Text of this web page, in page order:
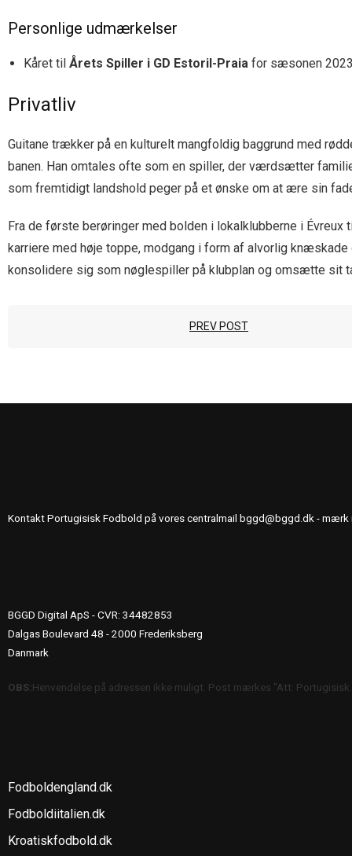
Personlige udmærkelser
Kåret til Årets Spiller i GD Estoril-Praia for sæsonen
Privatliv
Guitane trækker på en kulturelt mangfoldig baggrund med
banen. Han omtales ofte som en spiller, der værdsætter
som fremtidigt landshold peger på et ønske om at ære sin
Fra de første berøringer med bolden i lokalklubberne i
karriere med høje toppe, modgang i form af alvorlig
konsolidere sig som nøglespiller på klubplan og omsætte sit
PREV POST
Kontakt Portugisisk Fodbold på vores centralmail bggd@bggd.dk- mærk
BGGD Digital ApS - CVR: 34482853
Dalgas Boulevard 48 - 2000 Frederiksberg
Danmark
OBS:Henvendelse på adressen ikke muligt. Post mærkes "Att:
Fodboldengland.dk
Fodboldiitalien.dk
Kroatiskfodbold.dk